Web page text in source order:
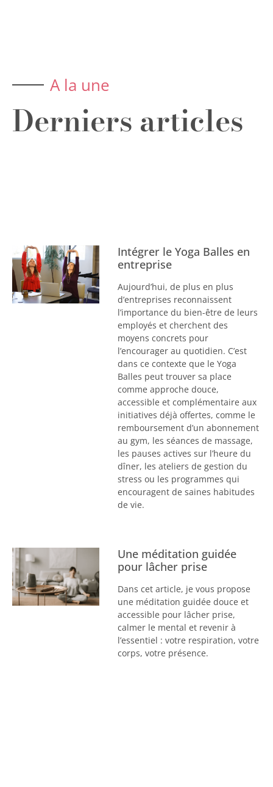
A la une
Derniers articles
Intégrer le Yoga Balles en
entreprise
Aujourd’hui, de plus en plus
d’entreprises reconnaissent
l’importance du bien-être de leurs
employés et cherchent des
moyens concrets pour
l’encourager au quotidien. C’est
dans ce contexte que le Yoga
Balles peut trouver sa place
comme approche douce,
accessible et complémentaire aux
initiatives déjà offertes, comme le
remboursement d’un abonnement
au gym, les séances de massage,
les pauses actives sur l’heure du
dîner, les ateliers de gestion du
stress ou les programmes qui
encouragent de saines habitudes
de vie.
Une méditation guidée
pour lâcher prise
Dans cet article, je vous propose
une méditation guidée douce et
accessible pour lâcher prise,
calmer le mental et revenir à
l’essentiel : votre respiration, votre
corps, votre présence.